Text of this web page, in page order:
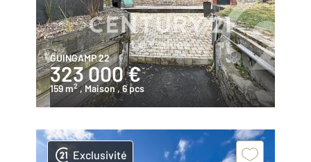
GUINGAMP 22
323 000 €
159 m2 , Maison, 6 pcs
Exclusivité